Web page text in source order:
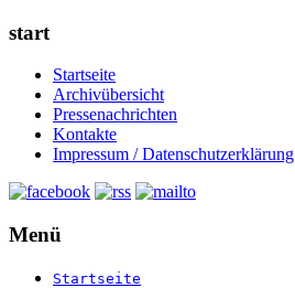
start
Startseite
Archivübersicht
Pressenachrichten
Kontakte
Impressum / Datenschutzerklärung
Menü
Startseite